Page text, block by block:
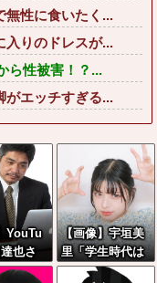
無性に食いたく...
入りのドレスが...
ら性被害！？...
がエッチすぎる...
YouTu
也さ
ンソー
【画像】宇垣美
里「学生時代は
全然モテなかっ